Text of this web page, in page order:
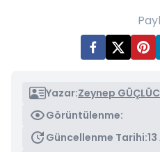
Yazar:Zeynep
Görüntülenme:
Güncellenme Tarihi: